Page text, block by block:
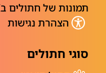
תמונות של חתולים בAI
הצהרת נגישות
סוגי חתולים